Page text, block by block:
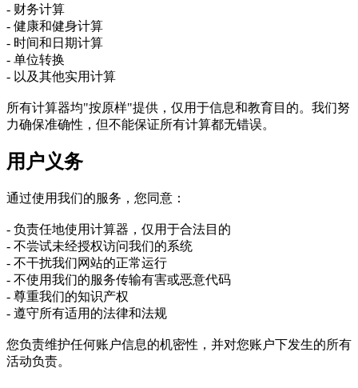
- 财务计算
- 健康和健身计算
- 时间和日期计算
- 单位转换
- 以及其他实用计算
所有计算器均"按原样"提供，仅用于信息和教育目的。我们努
力确保准确性，但不能保证所有计算都无错误。
用户义务
通过使用我们的服务，您同意：
- 负责任地使用计算器，仅用于合法目的
- 不尝试未经授权访问我们的系统
- 不干扰我们网站的正常运行
- 不使用我们的服务传输有害或恶意代码
- 尊重我们的知识产权
- 遵守所有适用的法律和法规
您负责维护任何账户信息的机密性，并对您账户下发生的所有
活动负责。